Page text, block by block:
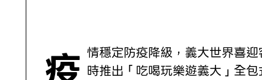
時推出「吃喝玩樂遊義大」全